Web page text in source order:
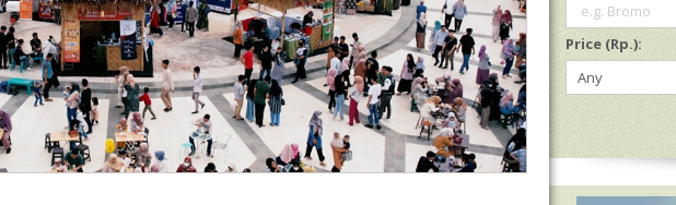
e.g. Bromo
Price (Rp.):
Any